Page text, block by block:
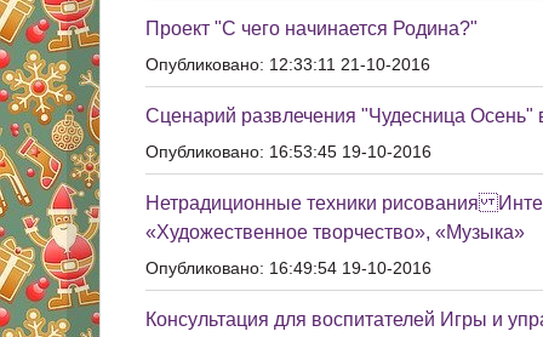
Проект "С чего начинается Родина?"
Опубликовано: 12:33:11 21-10-2016
Сценарий развлечения "Чудесница Осень"
Опубликовано: 16:53:45 19-10-2016
Нетрадиционные техники рисования
«Художественное творчество», «Музыка»
Опубликовано: 16:49:54 19-10-2016
Консультация для воспитателей Игры и